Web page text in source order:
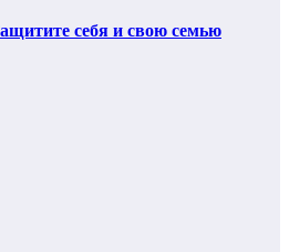
себя и свою семью